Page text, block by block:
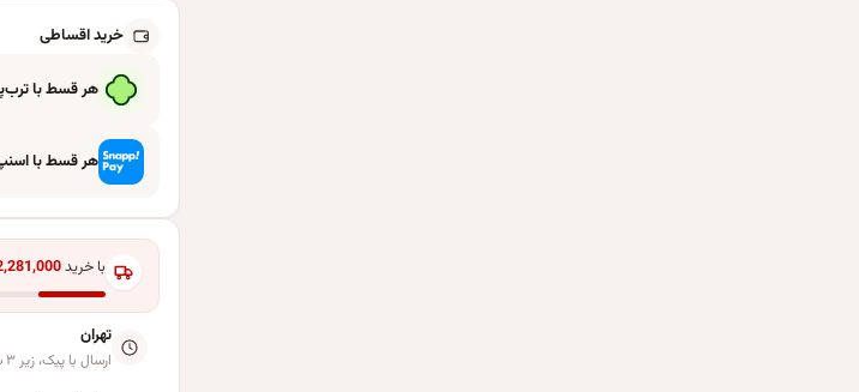
خرید اقساطی
هر قسط با
هر قسط با
با خرید
تهران
ارسال با پیک، زیر ۳ ساعت